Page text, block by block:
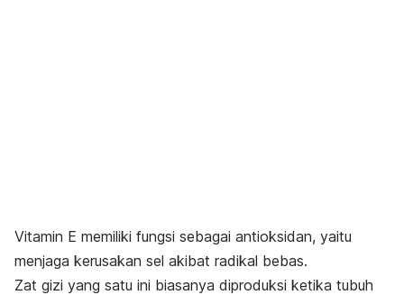
Vitamin E memiliki fungsi sebagai antioksidan, yaitu
menjaga kerusakan sel akibat radikal bebas.
Zat gizi yang satu ini biasanya diproduksi ketika tubuh